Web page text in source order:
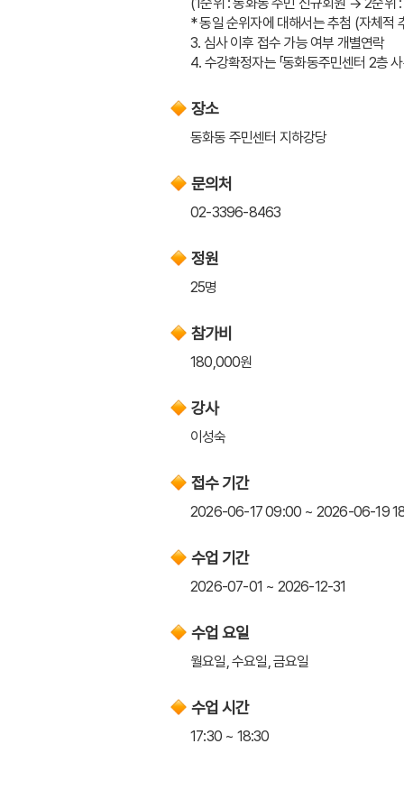
* 동일 순위자에 대해서는 추첨 (자체적
3. 심사 이후 접수 가능 여부 개별연락
4. 수강확정자는 「동화동주민센터 2층
장소
동화동 주민센터 지하강당
문의처
02-3396-8463
정원
25명
참가비
180,000원
강사
이성숙
접수 기간
2026-06-17 09:00 ~ 2026-06-19
수업 기간
2026-07-01 ~ 2026-12-31
수업 요일
월요일, 수요일, 금요일
수업 시간
17:30 ~ 18:30